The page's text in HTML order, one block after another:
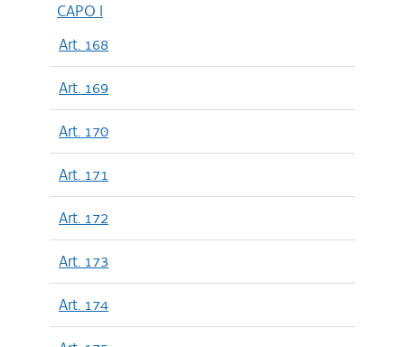
CAPO I
Art. 168
Art. 169
Art. 170
Art. 171
Art. 172
Art. 173
Art. 174